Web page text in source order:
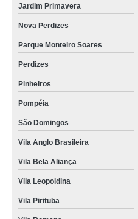
Jardim Primavera
Nova Perdizes
Parque Monteiro Soares
Perdizes
Pinheiros
Pompéia
São Domingos
Vila Anglo Brasileira
Vila Bela Aliança
Vila Leopoldina
Vila Pirituba